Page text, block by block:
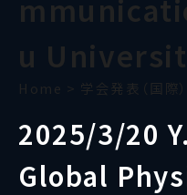
u
Home > 学会発表（国際）
2025/3/20
Global